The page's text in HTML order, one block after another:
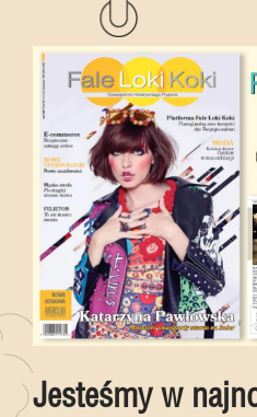
Jesteśmy w